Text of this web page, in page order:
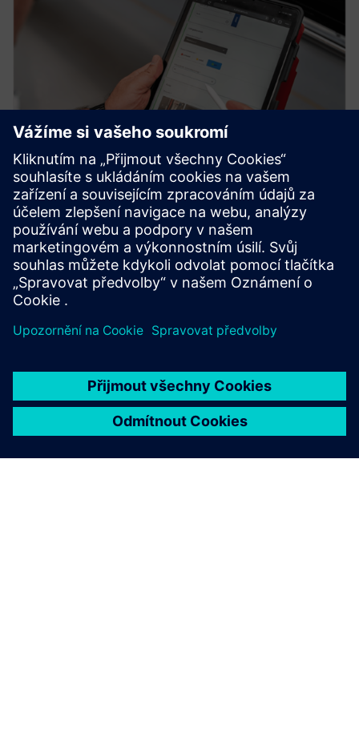
SERICY.assist Recorder
Transformujte manuální dokumentaci na digitální data bez
námahy pomocí Sericy.assist Recorder. Vytvářejte vlastní
formuláře - není nutné kódování.
Další informace